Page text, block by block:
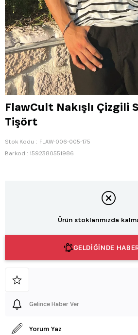
FlawCult Nakışlı Çizgili
Tişört
Stok Kodu
FLAW-006-005-175
Barkod : 1592380551986
Ürün stoklarımızda
GELDİĞİNDE
Gelince Haber Ver
Yorum Yaz